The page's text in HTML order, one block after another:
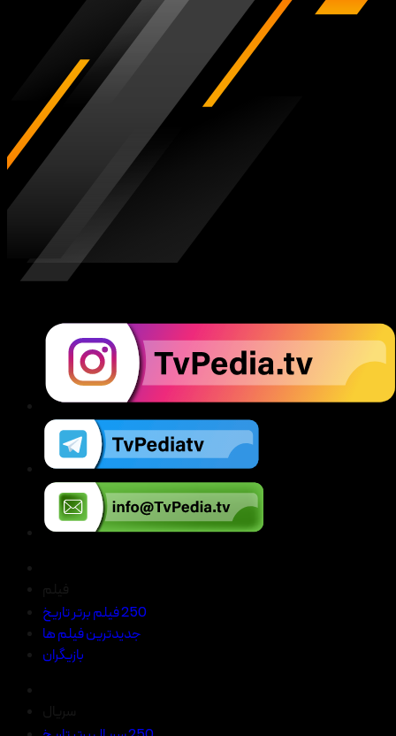
250 فیلم برتر تاریخ
جدیدترین فیلم ها
بازیگران